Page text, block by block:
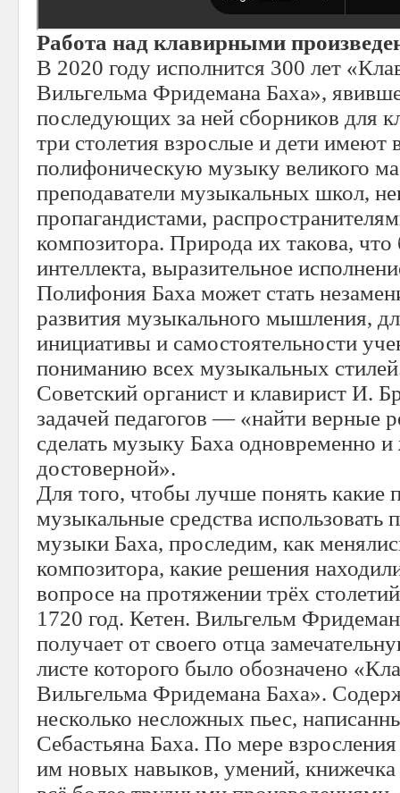
Работа над клавирными
В 2020 году исполнится 300 лет
Вильгельма Фридемана Баха»,
последующих за ней сборников для
три столетия взрослые и дети имеют
полифоническую музыку великого
преподаватели музыкальных школ,
пропагандистами,
композитора. Природа их такова, что
интеллекта, выразительное
Полифония Баха может стать
развития музыкального мышления,
инициативы и самостоятельности
пониманию всех музыкальных
Советский органист и клавирист И.
задачей педагогов — «найти верные
сделать музыку Баха одновременно
достоверной».
Для того, чтобы лучше понять какие
музыкальные средства использовать
музыки Баха, проследим, как
композитора, какие решения
вопросе на протяжении трёх
1720 год. Кетен. Вильгельм
получает от своего отца
листе которого было обозначено
Вильгельма Фридемана Баха».
несколько несложных пьес,
Себастьяна Баха. По мере
им новых навыков, умений,